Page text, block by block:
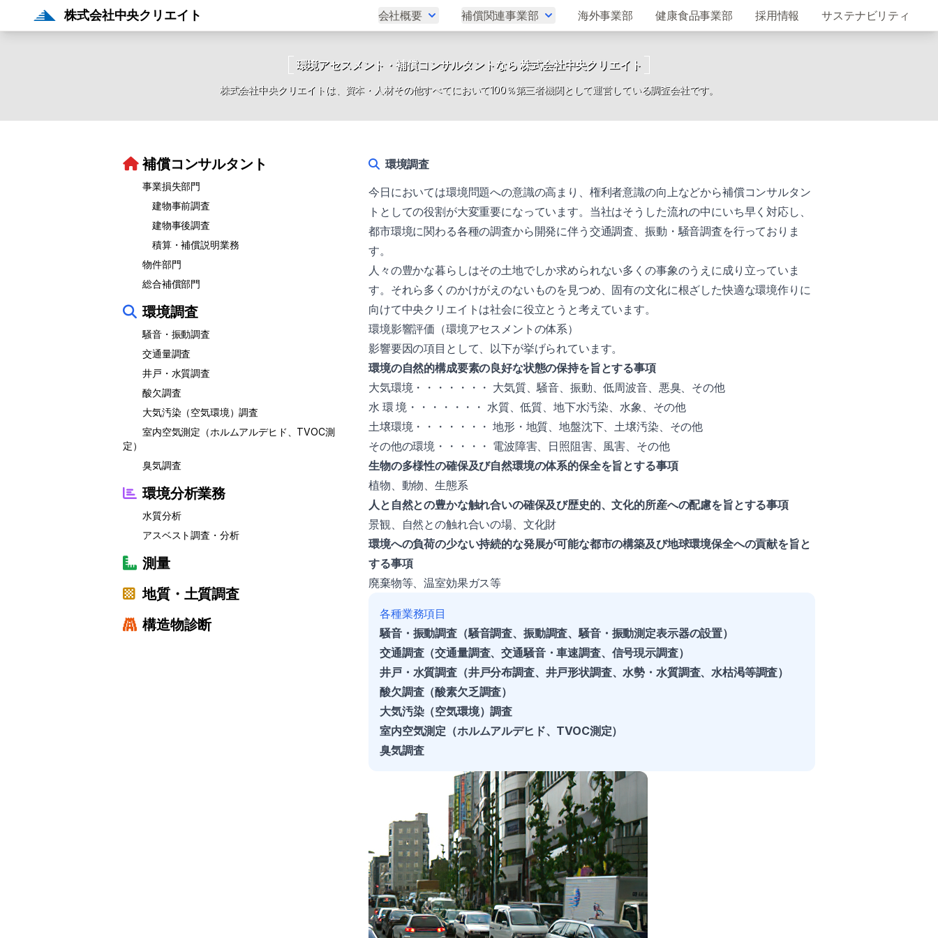
株式会社中央クリエイト 会社概要 補償関連事業部 海外事業部 健康食品事業部 採用情報 サステナビリティ
環境アセスメント・補償コンサルタントなら 株式会社中央クリエイト
株式会社中央クリエイトは、資本・人材その他すべてにおいて100％第三者機関として運営している調査会社です。
補償コンサルタント
事業損失部門
建物事前調査
建物事後調査
積算・補償説明業務
物件部門
総合補償部門
環境調査
騒音・振動調査
交通量調査
井戸・水質調査
酸欠調査
大気汚染（空気環境）調査
室内空気測定（ホルムアルデヒド、TVOC測
定）
臭気調査
環境分析業務
水質分析
アスベスト調査・分析
測量
地質・土質調査
構造物診断
環境調査
今日においては環境問題への意識の高まり、権利者意識の向上などから補償コンサルタン
トとしての役割が大変重要になっています。当社はそうした流れの中にいち早く対応し、
都市環境に関わる各種の調査から開発に伴う交通調査、振動・騒音調査を行っておりま
す。
人々の豊かな暮らしはその土地でしか求められない多くの事象のうえに成り立っていま
す。それら多くのかけがえのないものを見つめ、固有の文化に根ざした快適な環境作りに
向けて中央クリエイトは社会に役立とうと考えています。
環境影響評価（環境アセスメントの体系）
影響要因の項目として、以下が挙げられています。
環境の自然的構成要素の良好な状態の保持を旨とする事項
大気環境・・・・・・・ 大気質、騒音、振動、低周波音、悪臭、その他
水 環 境・・・・・・・ 水質、低質、地下水汚染、水象、その他
土壌環境・・・・・・・ 地形・地質、地盤沈下、土壌汚染、その他
その他の環境・・・・・ 電波障害、日照阻害、風害、その他
生物の多様性の確保及び自然環境の体系的保全を旨とする事項
植物、動物、生態系
人と自然との豊かな触れ合いの確保及び歴史的、文化的所産への配慮を旨とする事項
景観、自然との触れ合いの場、文化財
環境への負荷の少ない持続的な発展が可能な都市の構築及び地球環境保全への貢献を旨と
する事項
廃棄物等、温室効果ガス等
各種業務項目
騒音・振動調査（騒音調査、振動調査、騒音・振動測定表示器の設置）
交通調査（交通量調査、交通騒音・車速調査、信号現示調査）
井戸・水質調査（井戸分布調査、井戸形状調査、水勢・水質調査、水枯渇等調査）
酸欠調査（酸素欠乏調査）
大気汚染（空気環境）調査
室内空気測定（ホルムアルデヒド、TVOC測定）
臭気調査